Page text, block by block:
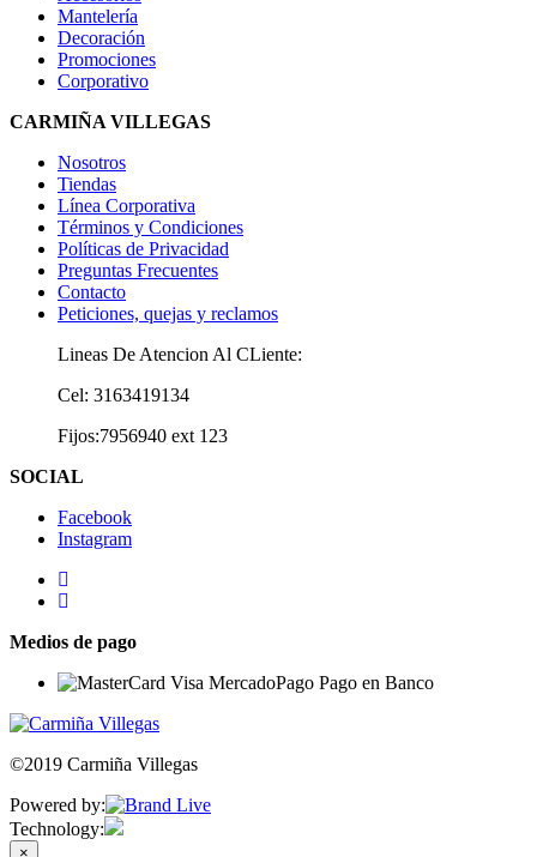
Mantelería
Decoración
Promociones
Corporativo
CARMIÑA VILLEGAS
Nosotros
Tiendas
Línea Corporativa
Términos y Condiciones
Políticas de Privacidad
Preguntas Frecuentes
Contacto
Peticiones, quejas y reclamos
Lineas De Atencion Al CLiente:
Cel: 3163419134
Fijos:7956940 ext 123
SOCIAL
Facebook
Instagram
Medios de pago
©2019 Carmiña Villegas
Powered by:
Technology:
×